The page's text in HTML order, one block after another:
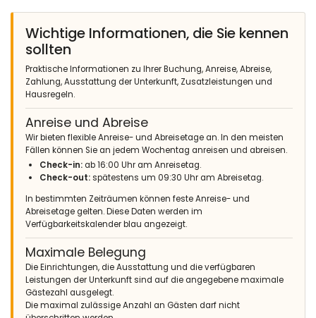
Wichtige Informationen, die Sie kennen
sollten
Praktische Informationen zu Ihrer Buchung, Anreise, Abreise,
Zahlung, Ausstattung der Unterkunft, Zusatzleistungen und
Hausregeln.
Anreise und Abreise
Wir bieten flexible Anreise- und Abreisetage an. In den meisten
Fällen können Sie an jedem Wochentag anreisen und abreisen.
Check-in: ab 16:00 Uhr am Anreisetag.
Check-out:spätestens um 09:30 Uhr am Abreisetag.
In bestimmten Zeiträumen können feste Anreise- und
Abreisetage gelten. Diese Daten werden im
Verfügbarkeitskalender blau angezeigt.
Maximale Belegung
Die Einrichtungen, die Ausstattung und die verfügbaren
Leistungen der Unterkunft sind auf die angegebene maximale
Gästezahl ausgelegt.
Die maximal zulässige Anzahl an Gästen darf nicht